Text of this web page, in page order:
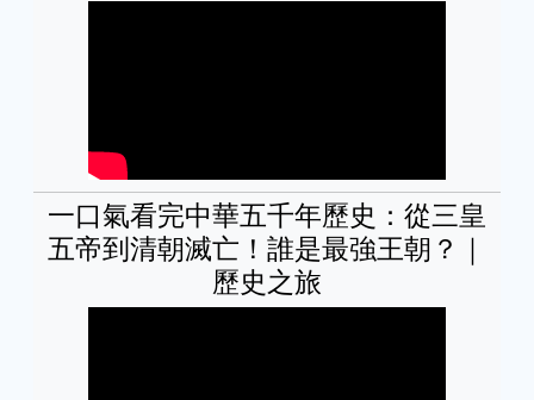
一口氣看完中華五千年歷史：從三皇
五帝到清朝滅亡！誰是最強王朝？｜
歷史之旅